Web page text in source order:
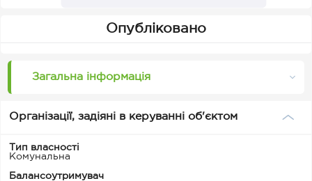
Опубліковано
Загальна інформація
Організації, задіяні в керуванні об'єктом
Тип власності
Комунальна
Балансоутримувач